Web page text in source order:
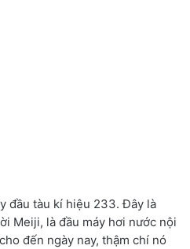
đầu tàu kí hiệu 233. Đây là
Meiji, là đầu máy hơi nước nội
đến ngày nay, thậm chí nó